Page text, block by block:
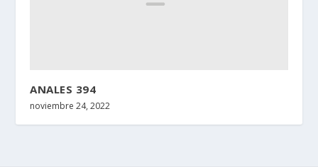
ANALES 394
noviembre 24, 2022